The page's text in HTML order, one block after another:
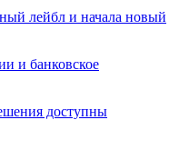
лейбл и начала новый
и банковское
доступны